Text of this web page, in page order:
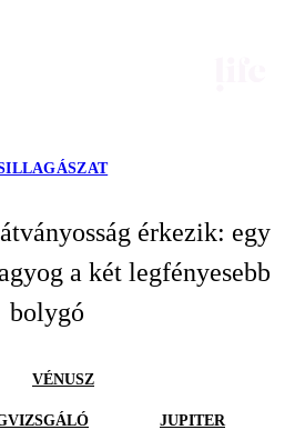
érkezik: egy
a két legfényesebb
bolygó
VÉNUSZ
JUPITER